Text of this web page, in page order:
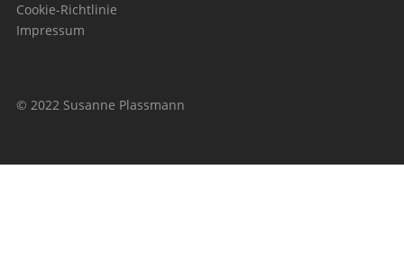
Cookie-Richtlinie
Impressum
© 2022 Susanne Plassmann